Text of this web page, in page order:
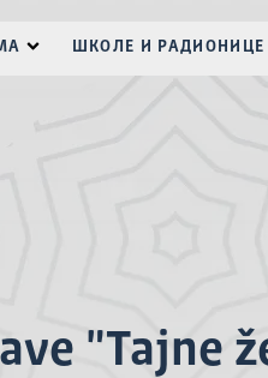
ШКОЛЕ И РАДИОНИЦЕ
"Tajne